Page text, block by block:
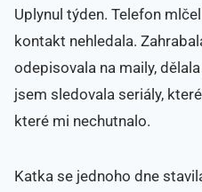
Uplynul týden. Telefon
kontakt nehledala.
odepisovala na maily,
jsem sledovala seriály,
které mi nechutnalo.
Katka se jednoho dne